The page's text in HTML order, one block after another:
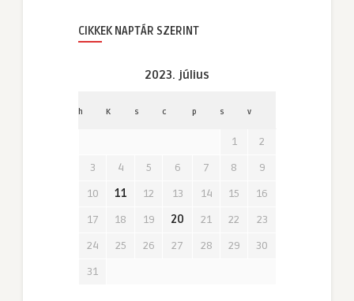
CIKKEK NAPTÁR SZERINT
2023. július
h K s c p s v
1
2
3
4 5 6 7 8
9
10
11 12 13 14 15
16
17
18 19 20 21 22
23
24
25 26 27 28 29
30
31